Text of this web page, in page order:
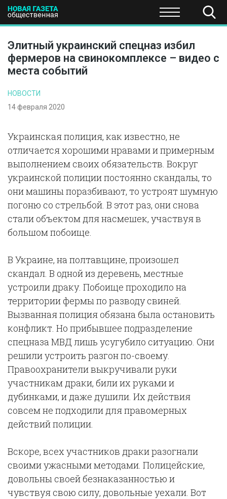
ПОЛИТИКА ЭКОНОМИКА НАУКА И
Элитный украинский спецназ избил
фермеров на свинокомплексе – видео с
места событий
НОВОСТИ
14 февраля 2020
Украинская полиция, как известно, не
отличается хорошими нравами и примерным
выполнением своих обязательств. Вокруг
украинской полиции постоянно скандалы, то
они машины поразбивают, то устроят шумную
погоню со стрельбой. В этот раз, они снова
стали объектом для насмешек, участвуя в
большом побоище.
В Украине, на полтавщине, произошел
скандал. В одной из деревень, местные
устроили драку. Побоище проходило на
территории фермы по разводу свиней.
Вызванная полиция обязана была остановить
конфликт. Но прибывшее подразделение
спецназа МВД лишь усугубило ситуацию. Они
решили устроить разгон по-своему.
Правоохранители выкручивали руки
участникам драки, били их руками и
дубинками, и даже душили. Их действия
совсем не подходили для правомерных
действий полиции.
Вскоре, всех участников драки разогнали
своими ужасными методами. Полицейские,
довольны своей безнаказанностью и
чувствуя свою силу, довольные уехали. Вот